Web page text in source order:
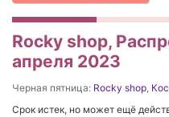
Rocky shop,
апреля 2023
Черная пятница: Rocky shop,
Срок истек, но может ещё